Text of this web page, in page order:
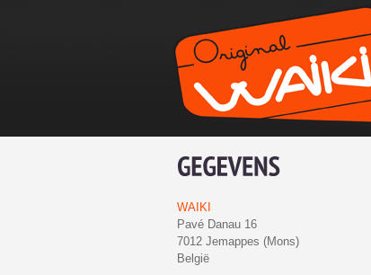
WAIKI
Pavé Danau 16
7012 Jemappes (Mons)
België